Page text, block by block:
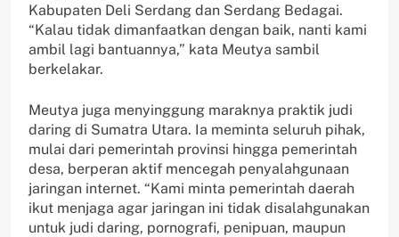
Kabupaten Deli Serdang dan Serdang Bedagai.
“Kalau tidak dimanfaatkan dengan baik, nanti kami
ambil lagi bantuannya,” kata Meutya sambil
berkelakar.
Meutya juga menyinggung maraknya praktik judi
daring di Sumatra Utara. Ia meminta seluruh pihak,
mulai dari pemerintah provinsi hingga pemerintah
desa, berperan aktif mencegah penyalahgunaan
jaringan internet. “Kami minta pemerintah daerah
ikut menjaga agar jaringan ini tidak disalahgunakan
untuk judi daring, pornografi, penipuan, maupun